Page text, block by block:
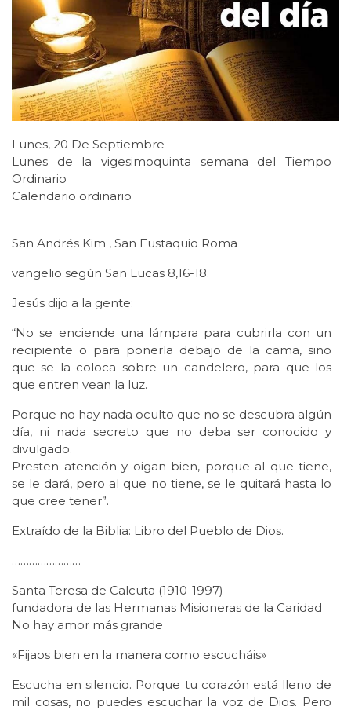
Lunes, 20 De Septiembre
Lunes de la vigesimoquinta semana del Tiempo
Ordinario
Calendario ordinario
San Andrés Kim , San Eustaquio Roma
vangelio según San Lucas 8,16-18.
Jesús dijo a la gente:
“No se enciende una lámpara para cubrirla con un
recipiente o para ponerla debajo de la cama, sino
que se la coloca sobre un candelero, para que los
que entren vean la luz.
Porque no hay nada oculto que no se descubra algún
día, ni nada secreto que no deba ser conocido y
divulgado.
Presten atención y oigan bien, porque al que tiene,
se le dará, pero al que no tiene, se le quitará hasta lo
que cree tener”.
Extraído de la Biblia: Libro del Pueblo de Dios.
……………………
Santa Teresa de Calcuta (1910-1997)
fundadora de las Hermanas Misioneras de la Caridad
No hay amor más grande
«Fijaos bien en la manera como escucháis»
Escucha en silencio. Porque tu corazón está lleno de
mil cosas, no puedes escuchar la voz de Dios. Pero